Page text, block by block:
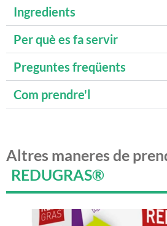
Ingredients
Per què es fa servir
Preguntes freqüents
Com prendre'l
Altres maneres de
REDUGRAS®